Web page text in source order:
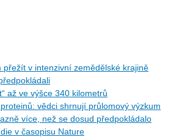
v intenzivní zemědělské krajině
až ve výšce 340 kilometrů
vědci shrnují průlomový výzkum
více, než se dosud předpokládalo
v časopisu Nature